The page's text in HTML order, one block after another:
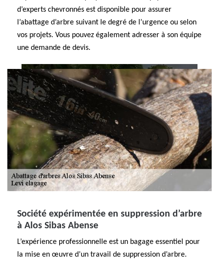
d’experts chevronnés est disponible pour assurer
l’abattage d’arbre suivant le degré de l’urgence ou selon
vos projets. Vous pouvez également adresser à son équipe
une demande de devis.
Société expérimentée en suppression d’arbre
à Alos Sibas Abense
L’expérience professionnelle est un bagage essentiel pour
la mise en œuvre d’un travail de suppression d’arbre.